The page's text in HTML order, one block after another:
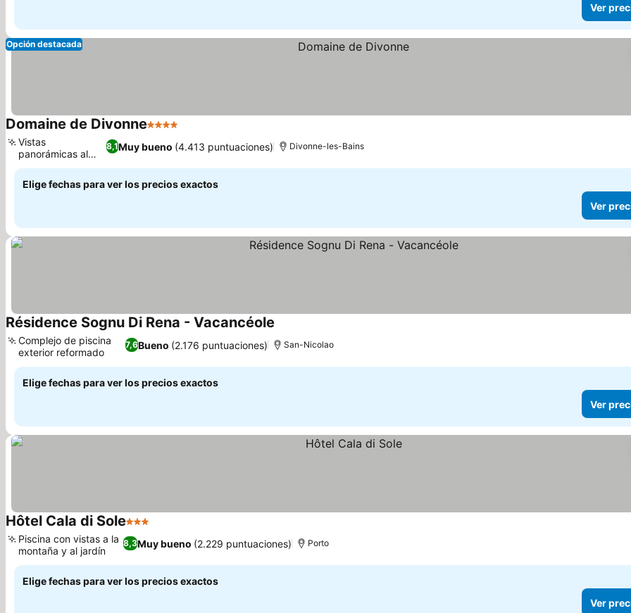
Ver
Opción destacada
Domaine de Divonne4 Estrellas
8,1Muy bueno (4.413 puntuaciones)
Vistas
panorámicas al
Mont Blanc
Divonne-les-Bains
Elige fechas para ver los precios exactos
Ver
Résidence Sognu Di Rena - Vacancéole
7,6Bueno (2.176 puntuaciones)
Complejo de piscina
exterior reformado
San-Nicolao
Elige fechas para ver los precios exactos
Ver
Hôtel Cala di Sole3 Estrellas
8,3Muy bueno (2.229 puntuaciones)
Piscina con vistas a la
montaña y al jardín
Porto
Elige fechas para ver los precios exactos
Ver